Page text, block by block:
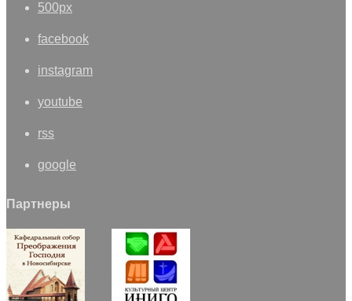
500px
facebook
instagram
youtube
rss
google
Партнеры